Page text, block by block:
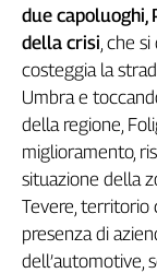
Lavoro
Territori
Abruzzo-
Molise
Alto
Basilicata
Calabria
Campania
due capoluoghi,
della crisi , che
costeggia la
Umbra e
della regione,
miglioramento,
situazione della
Tevere, territorio
presenza di
dell’automotive,